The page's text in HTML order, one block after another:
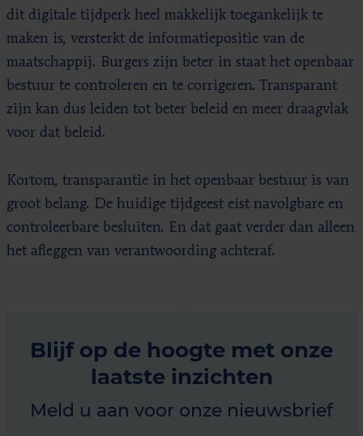
dit digitale tijdperk heel makkelijk toegankelijk te
maken is, versterkt de informatiepositie van de
maatschappij. Burgers zijn beter in staat het openbaar
bestuur te controleren en te corrigeren. Transparant
zijn kan dus leiden tot beter beleid en meer draagvlak
voor dat beleid.
Kortom, transparantie in het openbaar bestuur is van
groot belang. De huidige tijdgeest eist navolgbare en
controleerbare besluiten. En dat gaat verder dan alleen
het afleggen van verantwoording achteraf.
Blijf op de hoogte met onze
laatste inzichten
Meld u aan voor onze nieuwsbrief